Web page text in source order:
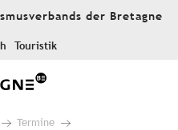
der Bretagne
Touristik
Termine